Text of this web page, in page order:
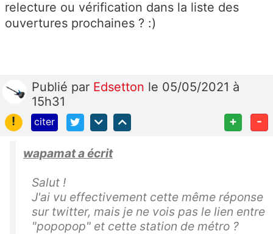
relecture ou vérification dans la liste des
ouvertures prochaines ? :)
Publié par Edsetton le 05/05/2021 à
15h31
!
citer + -
wapamat a écrit
Salut !
J'ai vu effectivement cette même réponse
sur twitter, mais je ne vois pas le lien entre
"popopop" et cette station de métro ?